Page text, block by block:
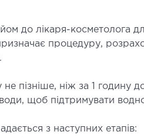
до лікаря-косметолога
процедуру,
не пізніше, ніж за 1 годину
щоб підтримувати
з наступних етапів: